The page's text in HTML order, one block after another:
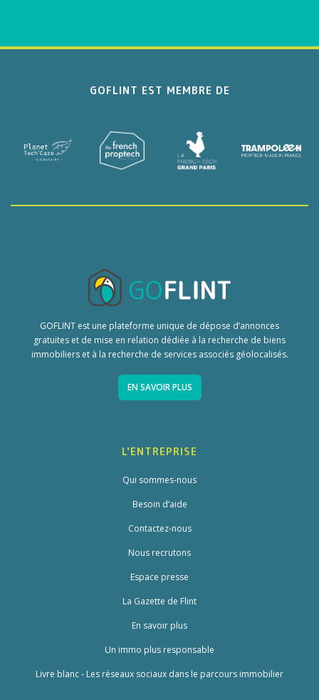
GOFLINT EST MEMBRE DE
GOFLINT est une plateforme unique de dépose d’annonces
gratuites et de mise en relation dédiée à la recherche de biens
immobiliers et à la recherche de services associés géolocalisés.
EN SAVOIR PLUS
L'ENTREPRISE
Qui sommes-nous
Besoin d’aide
Contactez-nous
Nous recrutons
Espace presse
La Gazette de Flint
En savoir plus
Un immo plus responsable
Livre blanc - Les réseaux sociaux dans le parcours immobilier